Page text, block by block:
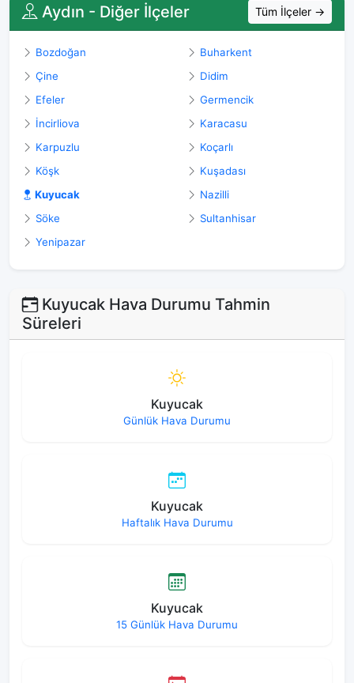
Aydın - Diğer İlçeler Tüm İlçeler →
Bozdoğan
Buharkent
Çine
Didim
Efeler
Germencik
İncirliova
Karacasu
Karpuzlu
Koçarlı
Köşk
Kuşadası
Kuyucak
Nazilli
Söke
Sultanhisar
Yenipazar
Kuyucak Hava Durumu Tahmin
Süreleri
Kuyucak
Günlük Hava Durumu
Kuyucak
Haftalık Hava Durumu
Kuyucak
15 Günlük Hava Durumu